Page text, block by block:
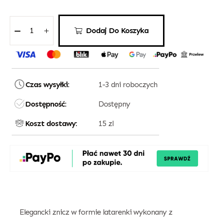
Dodaj Do Koszyka
Czas wysyłki: 1-3 dni roboczych
Dostępność: Dostępny
Koszt dostawy: 15 zl
Elegancki znicz w formie latarenki wykonany z